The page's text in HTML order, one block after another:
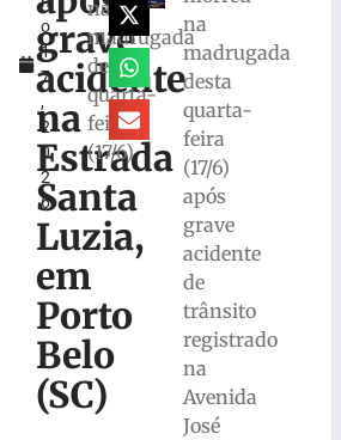
o
1
7
,
2
0
2
6
grave
acidente
na
Estrada
Santa
Luzia,
em
Porto
Belo
(SC)
na
madrugada
desta
quarta-
feira
(17/6)
na
madrugada
desta
quarta-
feira
(17/6)
após
grave
acidente
de
trânsito
registrado
na
Avenida
José